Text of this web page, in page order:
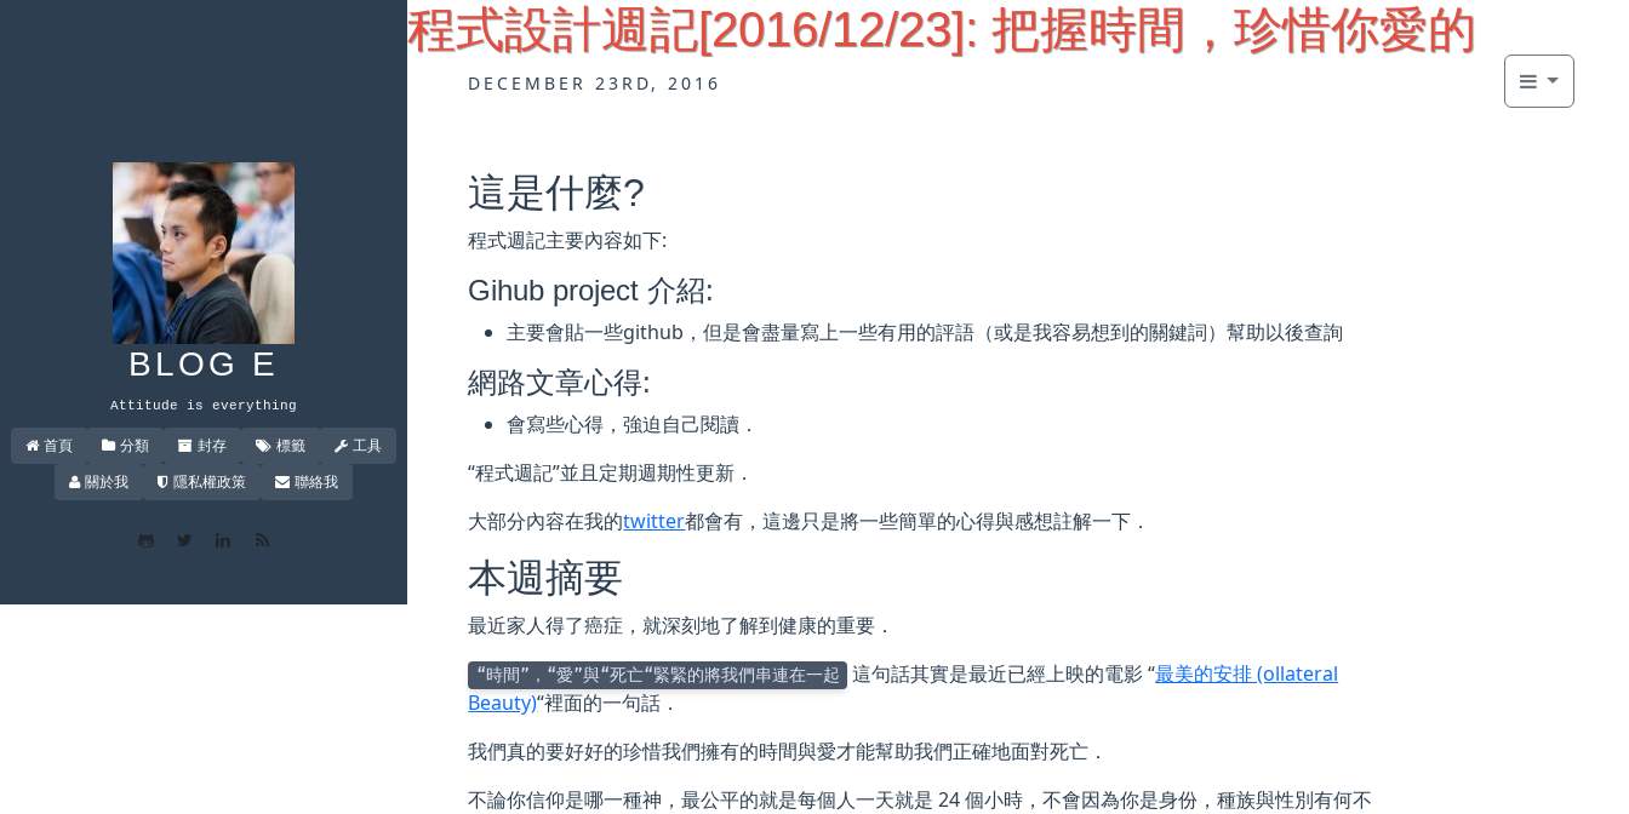
BLOG E
Attitude is everything
首頁 分類 封存 標籤
工具
關於我
隱私權政策 聯絡我
程式設計週記[2016/12/23]: 把握時間，珍惜你愛的
DECEMBER 23RD, 2016
這是什麼?
程式週記主要內容如下:
Gihub project 介紹:
主要會貼一些github，但是會盡量寫上一些有用的評語（或是我容易想到的關鍵詞）幫助以後查詢
網路文章心得:
會寫些心得，強迫自己閱讀．
“程式週記”並且定期週期性更新．
大部分內容在我的twitter都會有，這邊只是將一些簡單的心得與感想註解一下．
本週摘要
最近家人得了癌症，就深刻地了解到健康的重要．
“時間”，“愛”與“死亡“緊緊的將我們串連在一起 這句話其實是最近已經上映的電影 “最美的安排 (ollateral
Beauty)“裡面的一句話．
我們真的要好好的珍惜我們擁有的時間與愛才能幫助我們正確地面對死亡．
不論你信仰是哪一種神，最公平的就是每個人一天就是 24 個小時，不會因為你是身份，種族與性別有何不